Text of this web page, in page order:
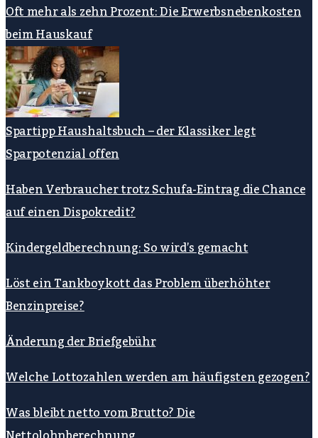
Oft mehr als zehn Prozent: Die Erwerbsnebenkosten
beim Hauskauf
Spartipp Haushaltsbuch – der Klassiker legt
Sparpotenzial offen
Haben Verbraucher trotz Schufa-Eintrag die Chance
auf einen Dispokredit?
Kindergeldberechnung: So wird’s gemacht
Löst ein Tankboykott das Problem überhöhter
Benzinpreise?
Änderung der Briefgebühr
Welche Lottozahlen werden am häufigsten gezogen?
Was bleibt netto vom Brutto? Die